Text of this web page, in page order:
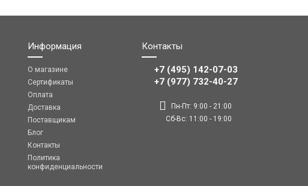
Информация
О магазине
Сертификаты
Оплата
Доставка
Поставщикам
Блог
Контакты
Политика
конфиденциальности
Контакты
+7 (495) 142-07-03
‎‎+7 (977) 732-40-27
Пн-Пт: 9:00 - 21:00
Сб-Вс: 11:00 - 19:00